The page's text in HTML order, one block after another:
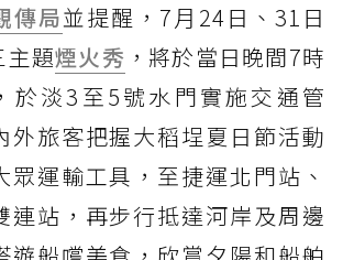
傳局並提醒，7月24日、31日
主題煙火秀 ，將於當日晚間7時
於淡3至5號水門實施交通管
外旅客把握大稻埕夏日節活動
眾運輸工具，至捷運北門站、
連站，再步行抵達河岸及周邊